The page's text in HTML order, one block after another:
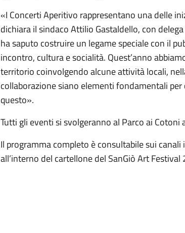
«I Concerti Aperitivo rappresentano una delle
dichiara il sindaco Attilio Gastaldello, con
ha saputo costruire un legame speciale con il
incontro, cultura e socialità. Quest’anno
territorio coinvolgendo alcune attività locali,
collaborazione siano elementi fondamentali
questo».
Tutti gli eventi si svolgeranno al Parco ai Cotoni
Il programma completo è consultabile sui
all’interno del cartellone del SanGiò Art Festival